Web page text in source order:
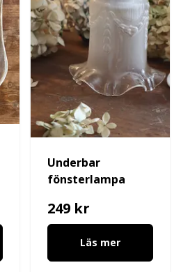
Underbar
fönsterlampa
249 kr
Läs mer